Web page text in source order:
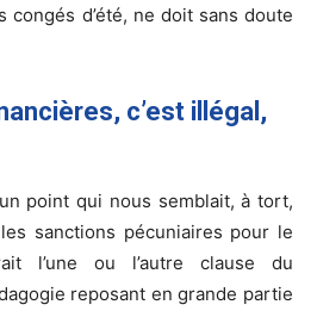
congés d’été, ne doit sans doute
c’est illégal,
point qui nous semblait, à tort,
sanctions pécuniaires pour le
l’une ou l’autre clause du
reposant en grande partie